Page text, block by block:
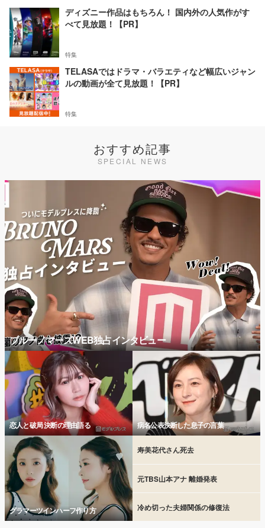
ディズニー作品はもちろん！ 国内外の人気作がす
べて見放題！【PR】
特集
TELASAではドラマ・バラエティなど幅広いジャン
ルの動画が全て見放題！【PR】
特集
おすすめ記事
SPECIAL NEWS
ブルーノマーズWEB独占インタビュー
恋人と破局 決断の理由語る 病名公表決断した息子の言葉
グラマーツインハーフ作り方
寿美花代さん死去
元TBS山本アナ 離婚発表
冷め切った夫婦関係の修復法